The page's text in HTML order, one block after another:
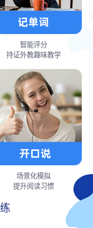
智能评分
持证外教趣味教学
场景化模拟
提升阅读习惯